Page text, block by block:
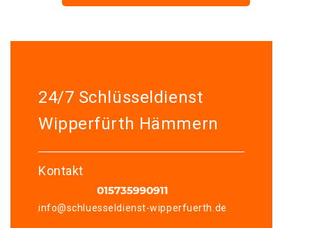
24/7 Schlüsseldienst
Wipperfürth Hämmern
Kontakt
info@schluesseldienst-wipperfuerth.de